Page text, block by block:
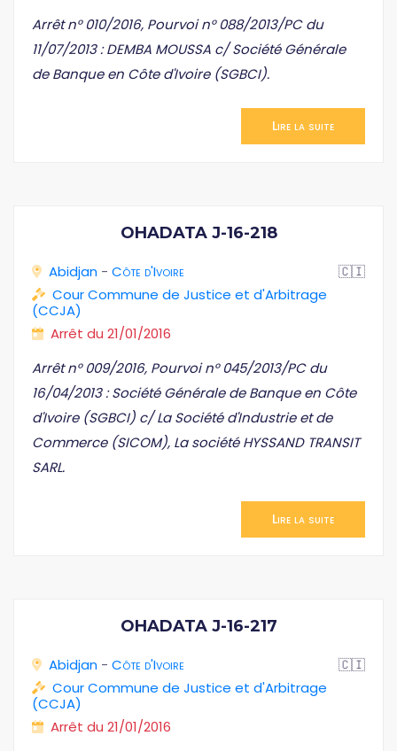
Arrêt n° 010/2016, Pourvoi n° 088/2013/PC du
11/07/2013 : DEMBA MOUSSA c/ Société Générale
de Banque en Côte d'Ivoire (SGBCI).
Lire la suite
OHADATA J-16-218
Abidjan - Côte d'Ivoire
🇨🇮
Cour Commune de Justice et d'Arbitrage
(CCJA)
Arrêt du 21/01/2016
Arrêt n° 009/2016, Pourvoi n° 045/2013/PC du
16/04/2013 : Société Générale de Banque en Côte
d'Ivoire (SGBCI) c/ La Société d'Industrie et de
Commerce (SICOM), La société HYSSAND TRANSIT
SARL.
Lire la suite
OHADATA J-16-217
Abidjan - Côte d'Ivoire
🇨🇮
Cour Commune de Justice et d'Arbitrage
(CCJA)
Arrêt du 21/01/2016